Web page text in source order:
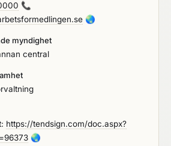
📞
🌏
myndighet
central
https://tendsign.com/doc.aspx?
🌏